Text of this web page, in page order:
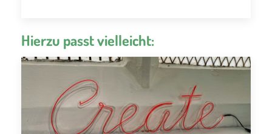
Hierzu passt vielleicht: